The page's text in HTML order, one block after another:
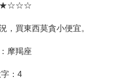
，買東西莫貪小便宜。
摩羯座
：4